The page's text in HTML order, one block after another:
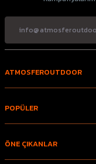
ATMOSFEROUTDOOR
POPÜLER
ÖNE ÇIKANLAR